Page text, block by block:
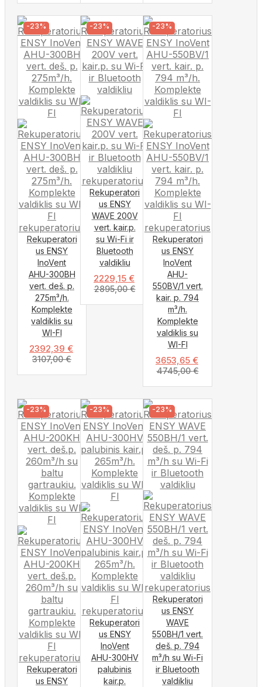
-23%
Rekuperatori
us ENSY
InoVent
AHU-300BH
vert. deš. p.
275m³/h.
Komplekte
valdiklis su
WI-FI
2392,39 €
3107,00€
-23%
Rekuperatori
us ENSY
WAVE 200V
vert. kair.p.
su Wi-Fi ir
Bluetooth
valdikliu
2229,15 €
2895,00€
-23%
Rekuperatori
us ENSY
InoVent
AHU-
550BV/1 vert.
kair. p. 794
m³/h.
Komplekte
valdiklis su
WI-FI
3653,65 €
4745,00€
-23%
Rekuperatori
us ENSY
-23%
Rekuperatori
us ENSY
InoVent
AHU-300HV
palubinis
kair.p.
-23%
Rekuperatori
us ENSY
WAVE
550BH/1 vert.
deš. p. 794
m³/h su Wi-Fi
ir Bluetooth
valdikliu